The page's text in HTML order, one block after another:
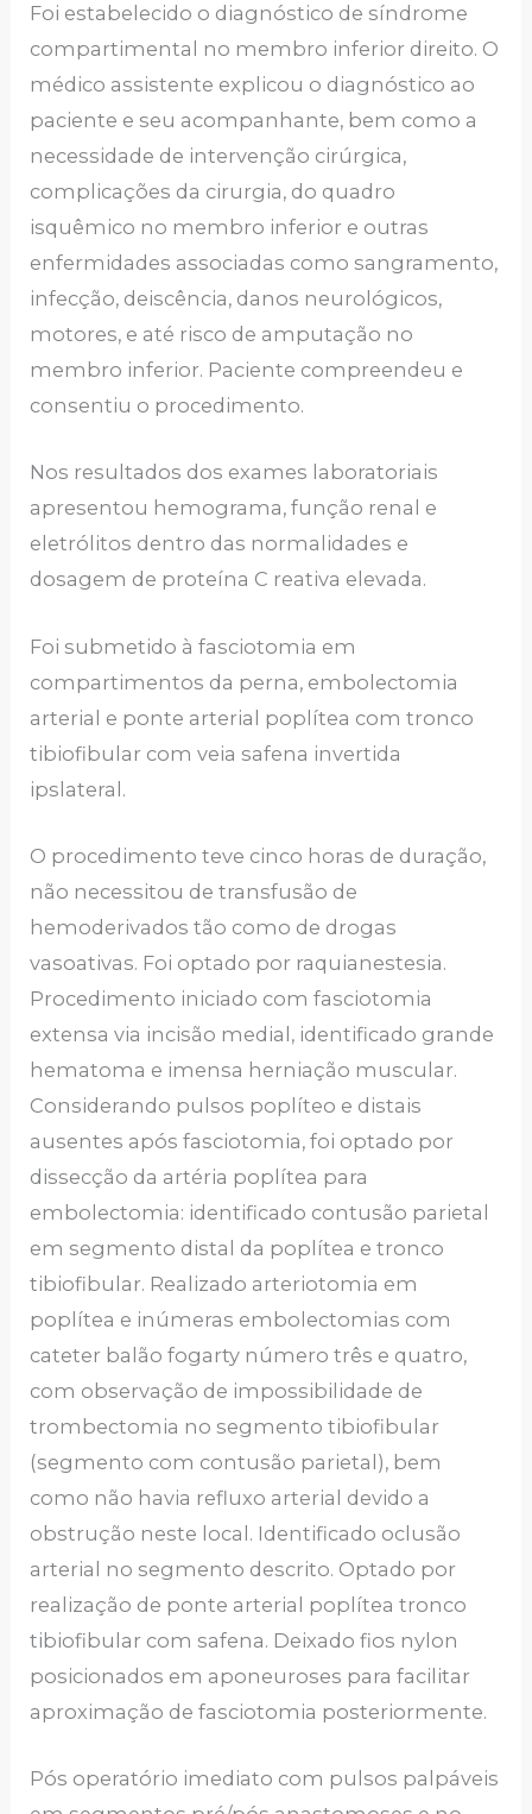
Foi estabelecido o diagnóstico de síndrome
compartimental no membro inferior direito. O
médico assistente explicou o diagnóstico ao
paciente e seu acompanhante, bem como a
necessidade de intervenção cirúrgica,
complicações da cirurgia, do quadro
isquêmico no membro inferior e outras
enfermidades associadas como sangramento,
infecção, deiscência, danos neurológicos,
motores, e até risco de amputação no
membro inferior. Paciente compreendeu e
consentiu o procedimento.
Nos resultados dos exames laboratoriais
apresentou hemograma, função renal e
eletrólitos dentro das normalidades e
dosagem de proteína C reativa elevada.
Foi submetido à fasciotomia em
compartimentos da perna, embolectomia
arterial e ponte arterial poplítea com tronco
tibiofibular com veia safena invertida
ipslateral.
O procedimento teve cinco horas de duração,
não necessitou de transfusão de
hemoderivados tão como de drogas
vasoativas. Foi optado por raquianestesia.
Procedimento iniciado com fasciotomia
extensa via incisão medial, identificado grande
hematoma e imensa herniação muscular.
Considerando pulsos poplíteo e distais
ausentes após fasciotomia, foi optado por
dissecção da artéria poplítea para
embolectomia: identificado contusão parietal
em segmento distal da poplítea e tronco
tibiofibular. Realizado arteriotomia em
poplítea e inúmeras embolectomias com
cateter balão fogarty número três e quatro,
com observação de impossibilidade de
trombectomia no segmento tibiofibular
(segmento com contusão parietal), bem
como não havia refluxo arterial devido a
obstrução neste local. Identificado oclusão
arterial no segmento descrito. Optado por
realização de ponte arterial poplítea tronco
tibiofibular com safena. Deixado fios nylon
posicionados em aponeuroses para facilitar
aproximação de fasciotomia posteriormente.
Pós operatório imediato com pulsos palpáveis